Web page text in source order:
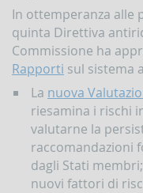
In ottemperanza alle
quinta Direttiva
Commissione ha
Rapporti sul sistema
La nuova
riesamina i rischi
valutarne la
raccomandazioni
dagli Stati
nuovi fattori di